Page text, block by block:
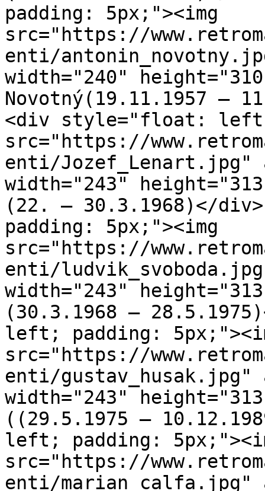
padding: 5px;"><img
src="https://
enti/
width="240"
Novotný(19.11.1957 –
<div style="float: left;
src="https://
enti/Jozef_Lenart.jpg"
width="243"
(22. – 30.3.1968)</
padding: 5px;"><img
src="https://
enti/
width="243"
(30.3.1968 –
left; padding:
src="https://
enti/gustav_husak.jpg"
width="243"
((29.5.1975 –
left; padding:
src="https://
enti/marian_calfa.jpg"